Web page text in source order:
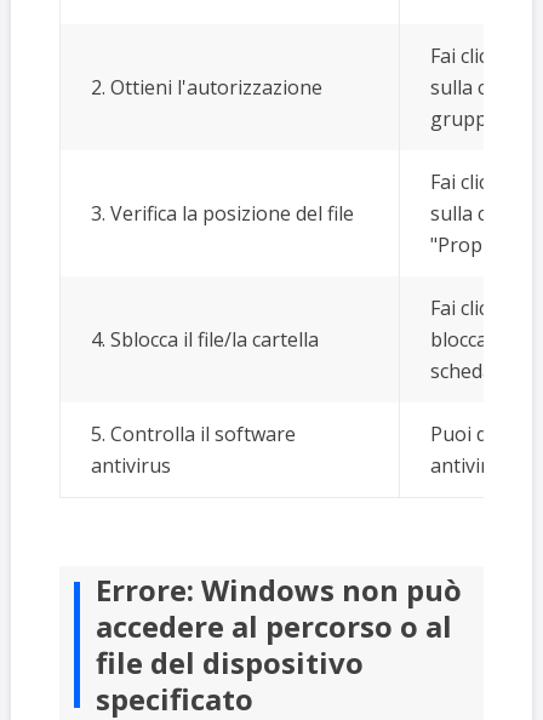
2. Ottieni l'autorizzazione
Fai clic con
sulla
gruppo o
3. Verifica la posizione del file
Fai clic con
sulla
4. Sblocca il file/la cartella
Fai clic con
bloccato e
scheda
5. Controlla il software
antivirus
Puoi
antivirus e
Errore: Windows non può
accedere al percorso o al
file del dispositivo
specificato